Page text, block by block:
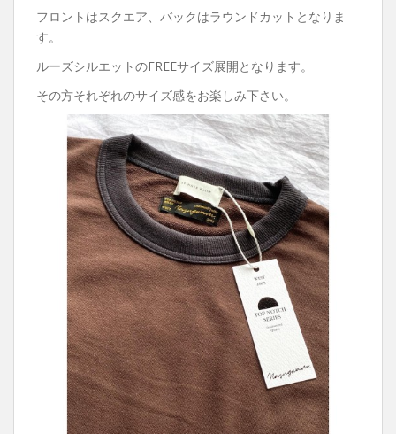
フロントはスクエア、バックはラウンドカットとなりま
す。
ルーズシルエットのFREEサイズ展開となります。
その方それぞれのサイズ感をお楽しみ下さい。